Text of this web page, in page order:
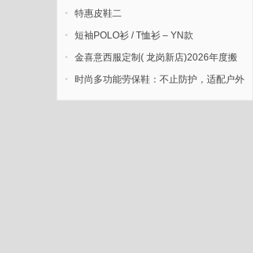
特惠皮鞋二
短袖POLO衫 / T恤衫 – YN款
金喜意西服定制( 龙岗新店)2026年度搬
迁新开业
时尚多功能劳保鞋：不止防护，适配户外